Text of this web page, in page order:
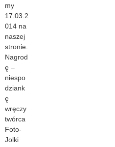
my
17.03.2
014 na
naszej
stronie.
Nagrod
ę –
niespo
dziank
ę
wręczy
twórca
Foto-
Jolki